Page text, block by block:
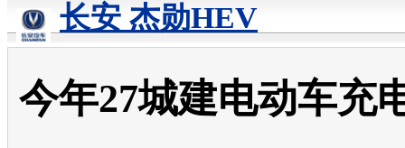
长安 杰勋HEV
今年27城建电动车充